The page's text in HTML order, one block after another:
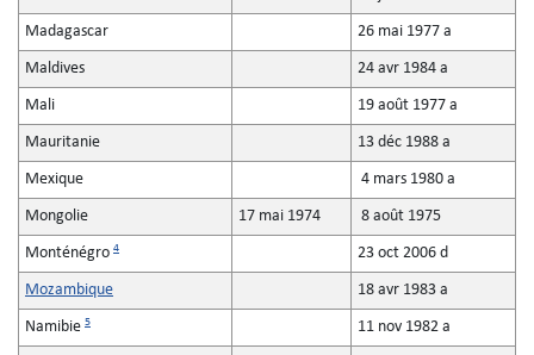
Madagascar 26 mai 1977 a
Maldives 24 avr 1984 a
Mali 19 août 1977 a
Mauritanie 13 déc 1988 a
Mexique 4 mars 1980 a
Mongolie 17 mai 1974 8 août 1975
Monténégro 4 23 oct 2006 d
Mozambique 18 avr 1983 a
Namibie 5 11 nov 1982 a